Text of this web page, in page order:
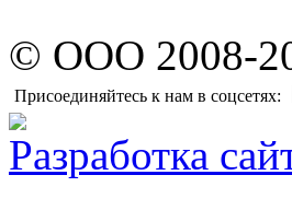
© ООО 2008-
Присоединяйтесь к нам в соцсетях:
Разработка